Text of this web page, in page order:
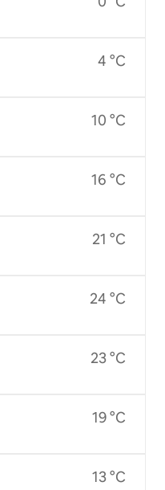
4 °C
10 °C
16 °C
21 °C
24 °C
23 °C
19 °C
13 °C